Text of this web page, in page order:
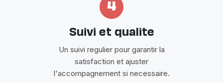
4
Suivi et qualite
Un suivi regulier pour garantir la
satisfaction et ajuster
l'accompagnement si necessaire.